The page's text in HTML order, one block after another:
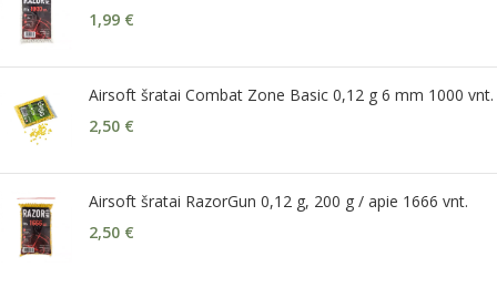
1,99 €
Airsoft šratai Combat Zone Basic 0,12 g 6 mm 1000 vnt.
2,50 €
Airsoft šratai RazorGun 0,12 g, 200 g / apie 1666 vnt.
2,50 €